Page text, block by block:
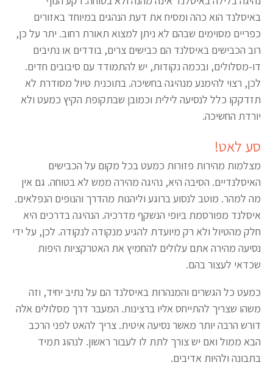
באיסלנד הוא כהה ומסיח את דעת הנהגים במיוחד באזורים
כפריים מסוימים שבהם לא ניתן למצוא תאורת רחוב. יתר על כן,
רוב הכבישים באיסלנד הם כבישים צרים, בודדים או נתיבים
דו-מסלולים, ובכמה נקודות, יש להתמודד עם סיבובים חדים.
לכן, רצוי להימנע מנהיגה בחשיכה. בתוכנית טיול מסודרת לא
תזדקקו כלל לנסיעה לילית וכמובן שבתקופת הקיץ כמעט ולא
יורדת החשיכה.
סע לאט!
מצלמות מהירות פזורות כמעט בכל מקום על הכבישים
האיסלנדיים. הסיבה היא, נהיגה מהירה ממש לא בטוחה. גם אין
מה למהר. מוטב לנסוע ברוגע וליהנות מהדרך והנופים הנפלאים.
איסלנד מפורסמת ביופי הנשקף מדרכיה. הנהיגה בדרכים היא
חלק מהטיול ולא רק מיועדת להגיע מנקודה לנקודה. לכן, על ידי
נסיעה מהירה אתם עלולים להחמיץ את האטרקציות היפות
שכדאי לעצור בהם.
כמעט כל הגשרים והמנהרות באיסלנד הם על נתיב יחיד, וזה
משהו שצריך להתייחס אליו ברצינות. המעבר דרך מסלולים אלה
דורש הרבה יותר מאשר נסיעה איטית. צריך להאט לפני הרכב
הבא ממול ואם יש צורך לתת לו לעבור ראשון. לנהוג תמיד
בתבונה ולהיות אדיבים.